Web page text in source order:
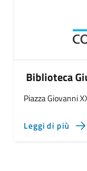
Biblioteca
Piazza Giovanni
Leggi di più